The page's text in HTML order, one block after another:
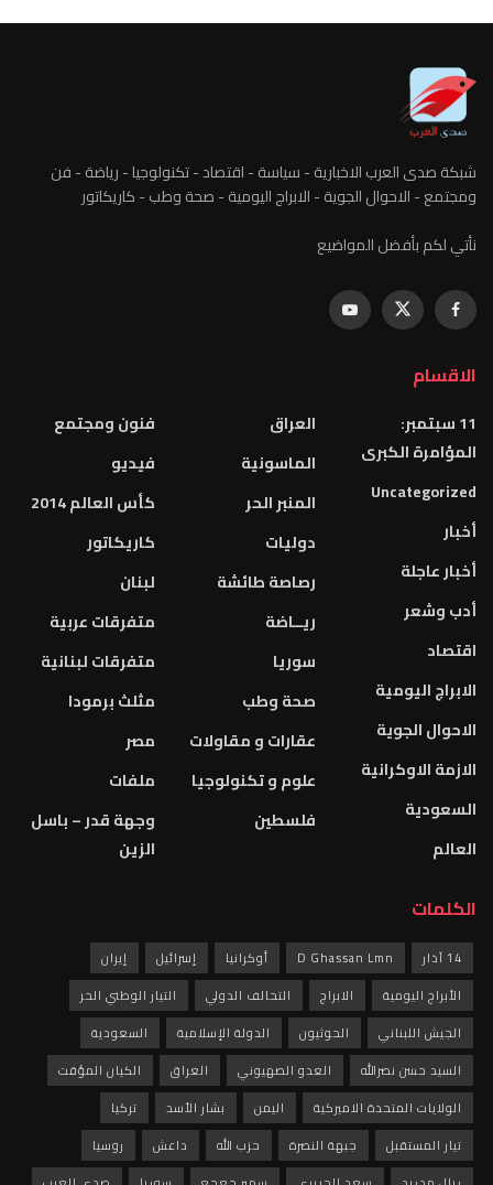
شبكة صدى العرب الاخبارية - سياسة - اقتصاد - تكنولوجيا - رياضة - فن
ومجتمع - الاحوال الجوية - الابراج اليومية - صحة وطب - كاريكاتور
نأتي لكم بأفضل المواضيع
الاقسام
11 سبتمبر:
المؤامرة الكبرى
Uncategorized
أخبار
أخبار عاجلة
أدب وشعر
اقتصاد
الابراج اليومية
الاحوال الجوية
الازمة الاوكرانية
السعودية
العالم
العراق
الماسونية
المنبر الحر
دوليات
رصاصة طائشة
ريــاضة
سوريا
صحة وطب
عقارات و مقاولات
علوم و تكنولوجيا
فلسطين
فنون ومجتمع
فيديو
كأس العالم 2014
كاريكاتور
لبنان
متفرقات عربية
متفرقات لبنانية
مثلث برمودا
مصر
ملفات
وجهة قدر – باسل
الزين
الكلمات
14 آذار D Ghassan Lmn أوكرانيا إسرائيل
إيران
الأبراج اليومية
الابراج التحالف الدولي
التيار الوطني الحر
الجيش اللبناني
الحوثيون الدولة الإسلامية
السعودية
السيد حسن نصرالله
العدو الصهيوني العراق
الكيان المؤقت
الولايات المتحدة الاميركية
اليمن بشار الأسد
تركيا
تيار المستقبل
جبهة النصرة حزب الله داعش
روسيا